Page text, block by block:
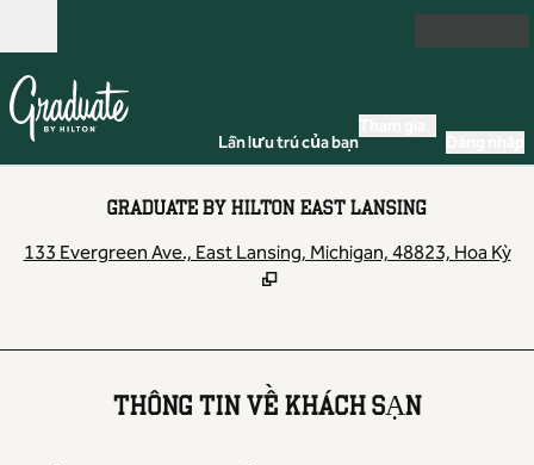
Mở
Lần lưu trú của bạn
GRADUATE BY HILTON EAST LANSING
133 Evergreen Ave., East Lansing, Michigan, 48823, Hoa Kỳ
THÔNG TIN VỀ KHÁCH SẠN